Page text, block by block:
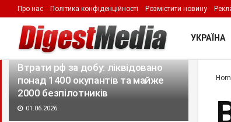
LATEST TRENDING Filter
Втрати рф за добу: ліквідовано
понад 1400 окупантів та майже
2000 безпілотників
01.06.2026
Про нас Політика конфіденційності Розмістити новину
УКРАЇНА